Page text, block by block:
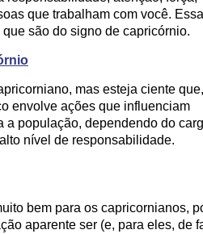
que trabalham com você.
são do signo de capricórnio.
mas esteja ciente que,
envolve ações que influenciam
a população, dependendo do
nível de responsabilidade.
bem para os capricornianos,
aparente ser (e, para eles, de